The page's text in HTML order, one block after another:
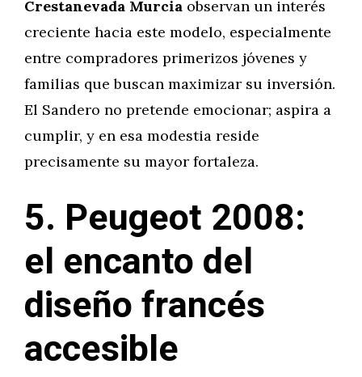
Crestanevada Murcia observan un interés
creciente hacia este modelo, especialmente
entre compradores primerizos jóvenes y
familias que buscan maximizar su inversión.
El Sandero no pretende emocionar; aspira a
cumplir, y en esa modestia reside
precisamente su mayor fortaleza.
5. Peugeot 2008:
el encanto del
diseño francés
accesible